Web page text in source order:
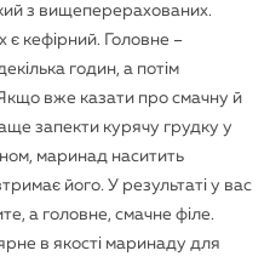
з вищеперерахованих.
кефірний. Головне –
годин, а потім
вже казати про смачну й
запекти курячу грудку у
маринад наситить
його. У результаті у вас
а головне, смачне філе.
в якості маринаду для